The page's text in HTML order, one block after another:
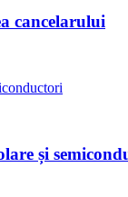
cancelarului
și